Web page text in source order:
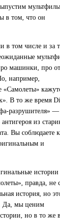
в том, что он
в том числе и за
машинки, про
например,
«Самолеты»
В то же время
разрушителя» —
из
Вы соблюдаете
и
истории
правда, не
история, но
Да, мы ценим
но в то же